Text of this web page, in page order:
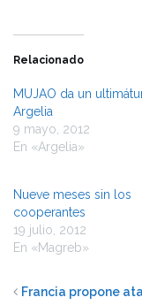
Relacionado
MUJAO da un
Argelia
9 mayo, 2012
En «Argelia»
Nueve meses sin los
cooperantes
19 julio, 2012
En «Magreb»
Francia propone